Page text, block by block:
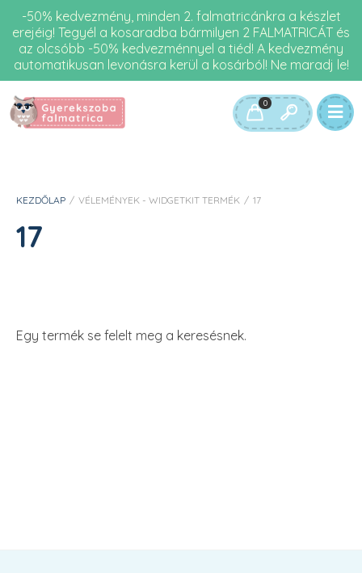
-50% kedvezmény, minden 2. falmatricánkra a készlet
erejéig! Tegyél a kosaradba bármilyen 2 FALMATRICÁT és
az olcsóbb -50% kedvezménnyel a tiéd! A kedvezmény
automatikusan levonásra kerül a kosárból! Ne maradj le!
0
KEZDŐLAP / VÉLEMÉNYEK - WIDGETKIT TERMÉK / 17
17
Egy termék se felelt meg a keresésnek.